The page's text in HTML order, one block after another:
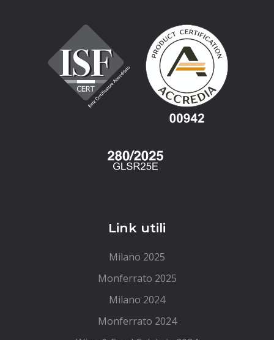
Link utili
Milano 2025
Monferrato 2025
Milano 2024
Monferrato 2024